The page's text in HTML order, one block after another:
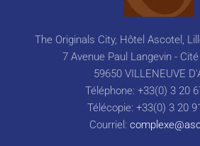
The Originals City, Hôtel Ascotel,
7 Avenue Paul Langevin -
59650 VILLENEUVE
Téléphone: +33(0) 3 20
Télécopie: +33(0) 3 20
Courriel: